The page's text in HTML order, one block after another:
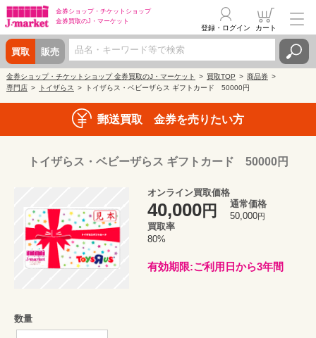
金券ショップ・ チケットショップ
金券買取のJ・マーケット
買取 販売
登録・ログイン カート
金券ショップ・チケットショップ 金券買取のJ・マーケット 買取TOP
商品券
専門店
トイザらス トイザらス・ベビーザらス ギフトカード 50000円
郵送買取 金券を売りたい方
トイザらス・ベビーザらス ギフトカード 50000円
オンライン買取価格
40,000円
通常価格
50,000円
買取率
80%
有効期限:ご利用日から3年間
数量